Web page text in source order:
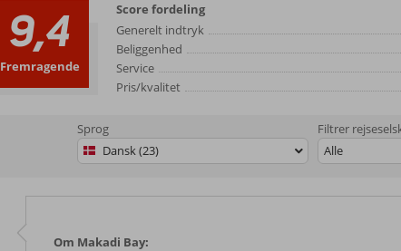
9,4
Fremragende
Score fordeling
Generelt indtryk
Beliggenhed
Service
Pris/kvalitet
Sprog
Dansk (23)
Filtrer
Alle
Om Makadi Bay: